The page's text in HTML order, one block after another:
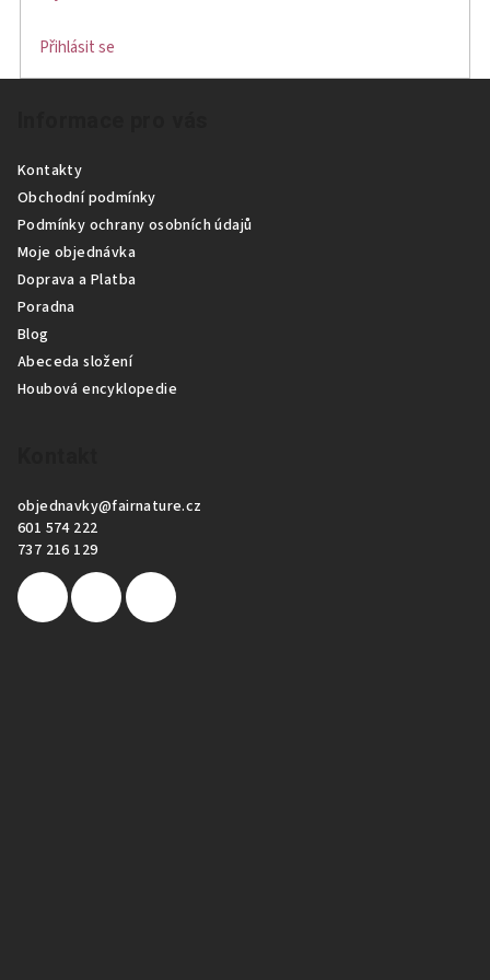
v
u
Přihlásit se
Kontakty
Obchodní podmínky
Podmínky ochrany osobních údajů
Moje objednávka
Doprava a Platba
Poradna
Blog
Abeceda složení
Houbová encyklopedie
objednavky@fairnature.cz
601 574 222
737 216 129